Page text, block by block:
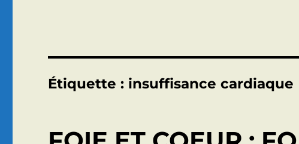
Étiquette : insuffisance cardiaque